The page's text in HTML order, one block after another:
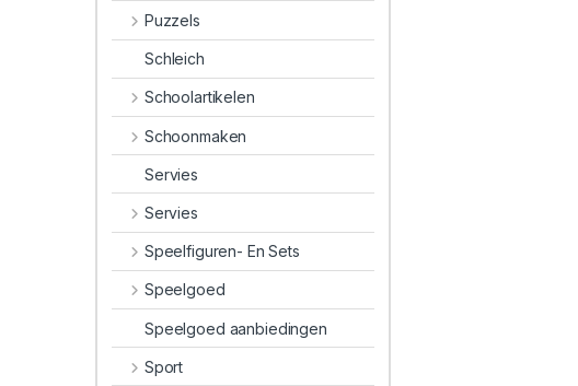
Puzzels
Schleich
Schoolartikelen
Schoonmaken
Servies
Servies
Speelfiguren- En Sets
Speelgoed
Speelgoed aanbiedingen
Sport